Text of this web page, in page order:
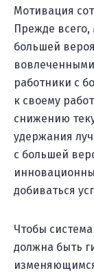
Мотивация
Прежде
большей
работники с
к своему
снижению
удержания
с большей
добиваться
Чтобы
должна быть